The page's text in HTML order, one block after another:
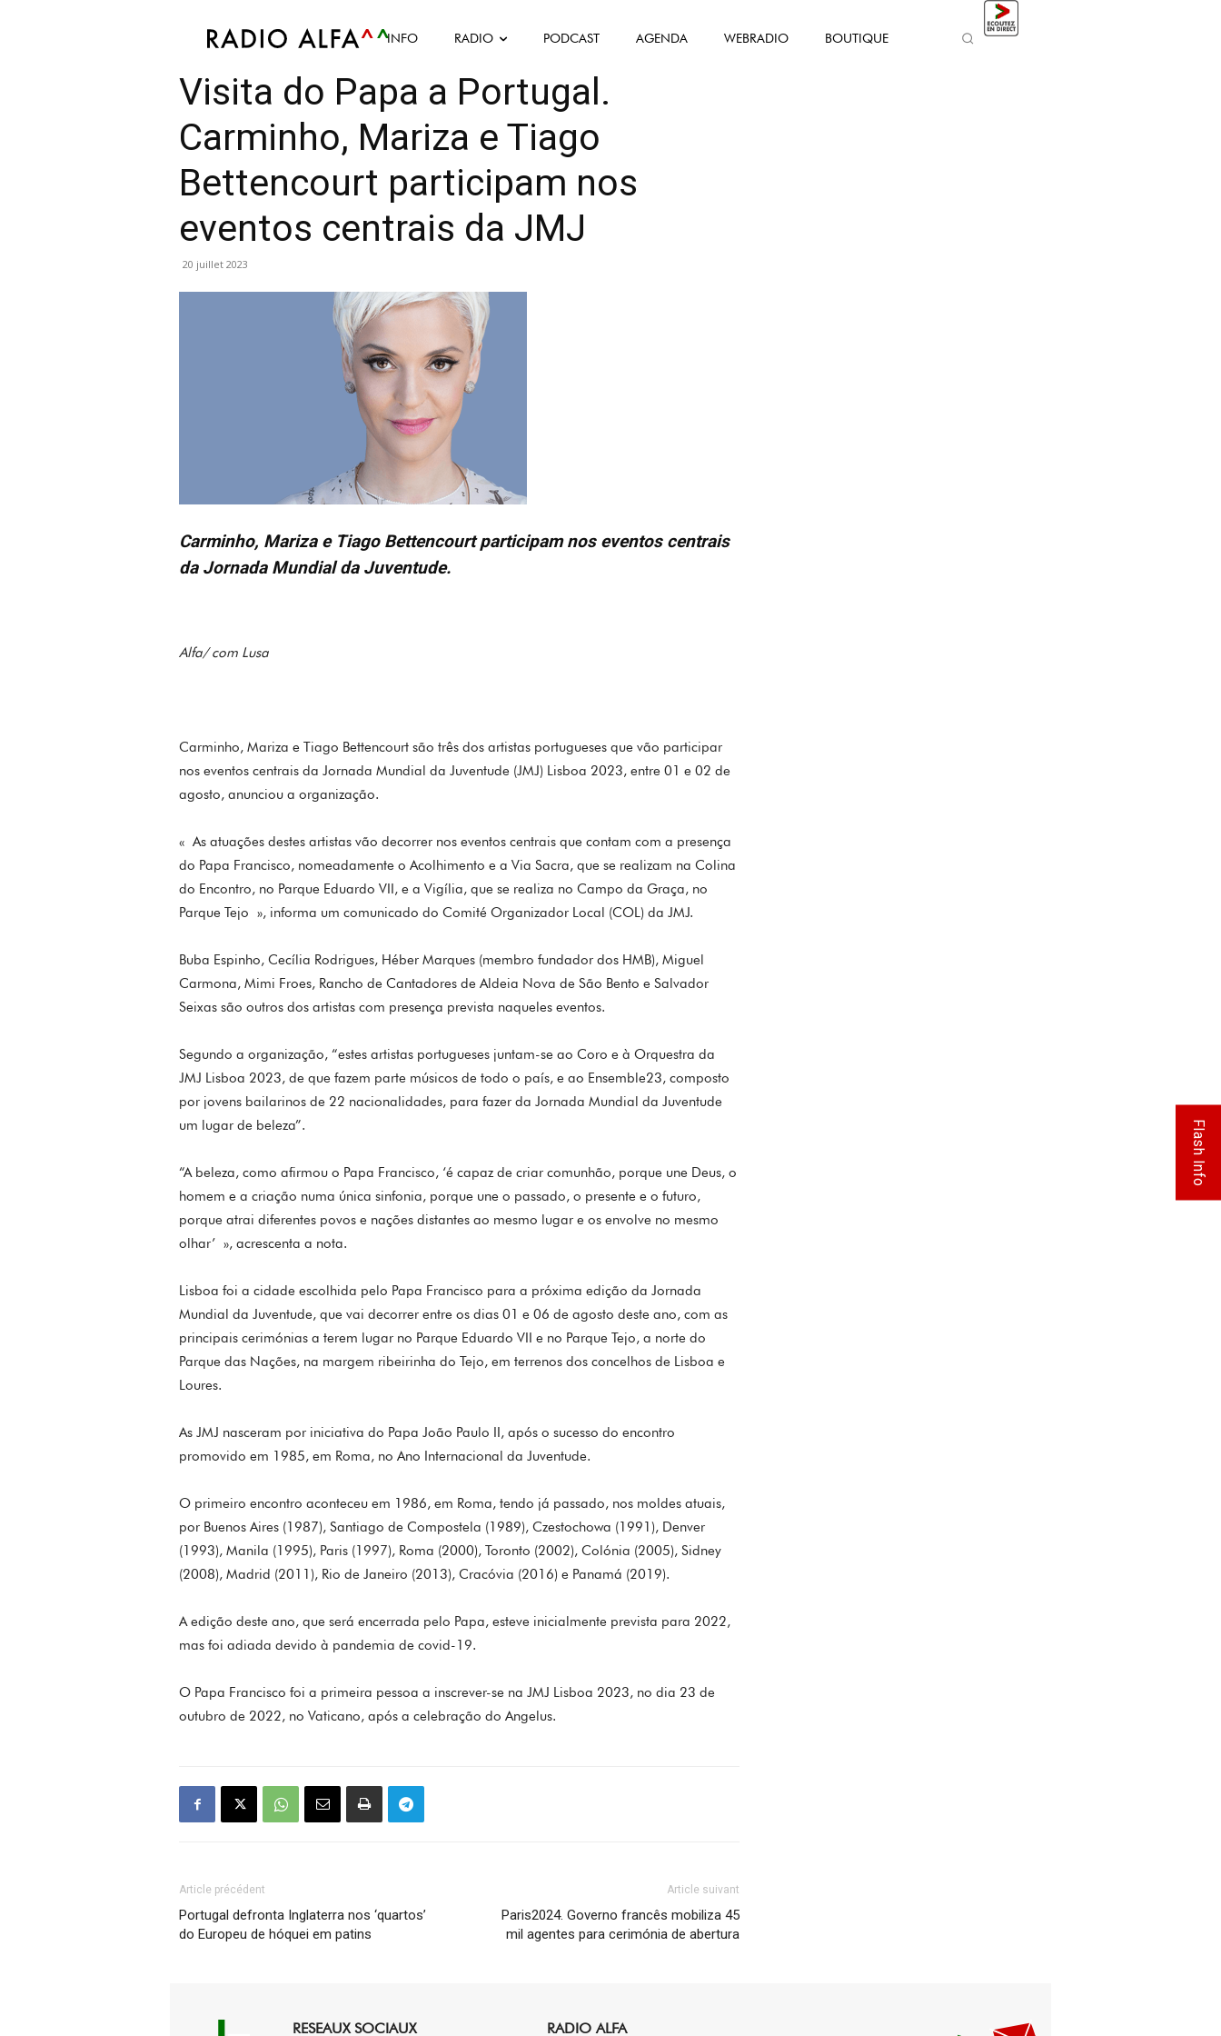
INFO RADIO PODCAST AGENDA WEBRADIO BOUTIQUE
Article Culture Mis en avant
Visita do Papa a Portugal.
Carminho, Mariza e Tiago
Bettencourt participam nos
eventos centrais da JMJ
20 juillet 2023
Carminho, Mariza e Tiago Bettencourt participam nos eventos centrais
da Jornada Mundial da Juventude.
Alfa/ com Lusa
Carminho, Mariza e Tiago Bettencourt são três dos artistas portugueses que vão participar
nos eventos centrais da Jornada Mundial da Juventude (JMJ) Lisboa 2023, entre 01 e 02 de
agosto, anunciou a organização.
« As atuações destes artistas vão decorrer nos eventos centrais que contam com a presença
do Papa Francisco, nomeadamente o Acolhimento e a Via Sacra, que se realizam na Colina
do Encontro, no Parque Eduardo VII, e a Vigília, que se realiza no Campo da Graça, no
Parque Tejo », informa um comunicado do Comité Organizador Local (COL) da JMJ.
Buba Espinho, Cecília Rodrigues, Héber Marques (membro fundador dos HMB), Miguel
Carmona, Mimi Froes, Rancho de Cantadores de Aldeia Nova de São Bento e Salvador
Seixas são outros dos artistas com presença prevista naqueles eventos.
Segundo a organização, “estes artistas portugueses juntam-se ao Coro e à Orquestra da
JMJ Lisboa 2023, de que fazem parte músicos de todo o país, e ao Ensemble23, composto
por jovens bailarinos de 22 nacionalidades, para fazer da Jornada Mundial da Juventude
um lugar de beleza”.
“A beleza, como afirmou o Papa Francisco, ‘é capaz de criar comunhão, porque une Deus, o
homem e a criação numa única sinfonia, porque une o passado, o presente e o futuro,
porque atrai diferentes povos e nações distantes ao mesmo lugar e os envolve no mesmo
olhar’ », acrescenta a nota.
Lisboa foi a cidade escolhida pelo Papa Francisco para a próxima edição da Jornada
Mundial da Juventude, que vai decorrer entre os dias 01 e 06 de agosto deste ano, com as
principais cerimónias a terem lugar no Parque Eduardo VII e no Parque Tejo, a norte do
Parque das Nações, na margem ribeirinha do Tejo, em terrenos dos concelhos de Lisboa e
Loures.
As JMJ nasceram por iniciativa do Papa João Paulo II, após o sucesso do encontro
promovido em 1985, em Roma, no Ano Internacional da Juventude.
O primeiro encontro aconteceu em 1986, em Roma, tendo já passado, nos moldes atuais,
por Buenos Aires (1987), Santiago de Compostela (1989), Czestochowa (1991), Denver
(1993), Manila (1995), Paris (1997), Roma (2000), Toronto (2002), Colónia (2005), Sidney
(2008), Madrid (2011), Rio de Janeiro (2013), Cracóvia (2016) e Panamá (2019).
A edição deste ano, que será encerrada pelo Papa, esteve inicialmente prevista para 2022,
mas foi adiada devido à pandemia de covid-19.
O Papa Francisco foi a primeira pessoa a inscrever-se na JMJ Lisboa 2023, no dia 23 de
outubro de 2022, no Vaticano, após a celebração do Angelus.
Article précédent
Portugal defronta Inglaterra nos ‘quartos’
do Europeu de hóquei em patins
Article suivant
Paris2024. Governo francês mobiliza 45
mil agentes para cerimónia de abertura
RESEAUX SOCIAUX RADIO ALFA
Flash Info